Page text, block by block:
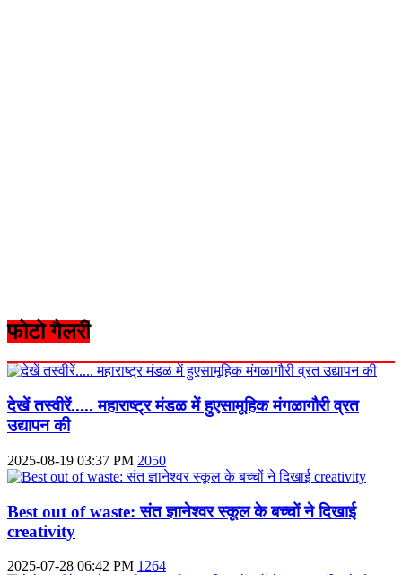
फोटो गैलरी
देखें तस्वीरें..... महाराष्ट्र मंडळ में हुएसामूहिक मंगळागौरी व्रत
उद्यापन की
2025-08-19 03:37 PM 2050
Best out of waste: संत ज्ञानेश्वर स्कूल के बच्चों ने दिखाई
creativity
2025-07-28 06:42 PM 1264